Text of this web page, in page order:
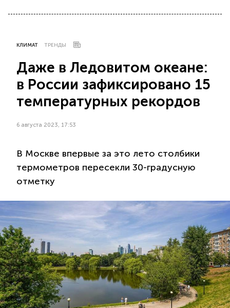
КЛИМАТ ТРЕНДЫ
Даже в Ледовитом океане:
в России зафиксировано 15
температурных рекордов
6 августа 2023, 17:53
В Москве впервые за это лето столбики
термометров пересекли 30-градусную
отметку